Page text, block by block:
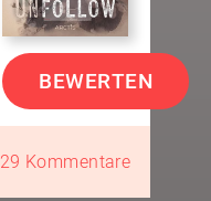
BEWERTEN
29 Kommentare